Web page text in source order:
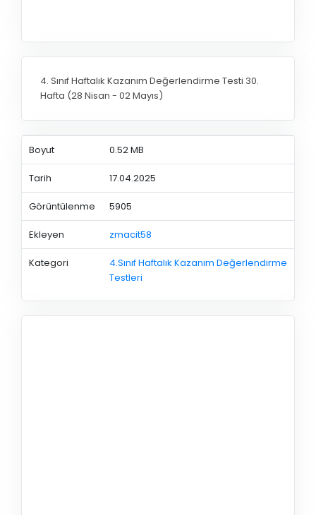
4. Sınıf Haftalık Kazanım Değerlendirme Testi 30.
Hafta (28 Nisan - 02 Mayıs)
Boyut 0.52 MB
Tarih 17.04.2025
Görüntülenme 5905
Ekleyen zmacit58
Kategori
4.Sınıf Haftalık Kazanım Değerlendirme
Testleri